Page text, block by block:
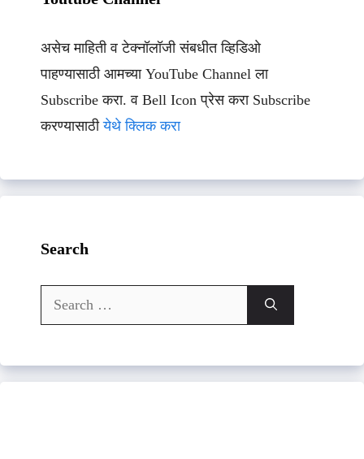
असेच माहिती व टेक्नॉलॉजी संबधीत व्हिडिओ
पाहण्यासाठी आमच्या YouTube Channel ला
Subscribe करा. व Bell Icon प्रेस करा Subscribe
करण्यासाठीयेथे क्लिक करा
Search
Search
for: